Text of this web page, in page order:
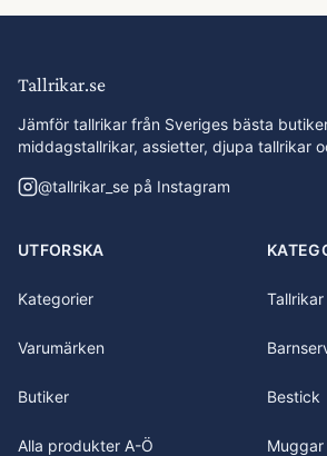
Tallrikar.se
Jämför tallrikar från Sveriges bästa
middagstallrikar, assietter, djupa tallrikar
@tallrikar_se på Instagram
UTFORSKA
Kategorier
Varumärken
Butiker
Alla produkter A-Ö
Tallrikar
Bestick
Muggar